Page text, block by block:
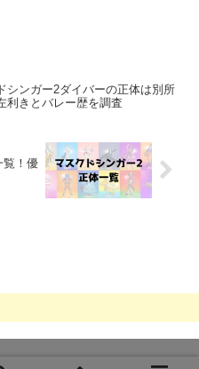
シンガー2ダイバーの正体は別所
利きとバレー歴を調査
覧！優